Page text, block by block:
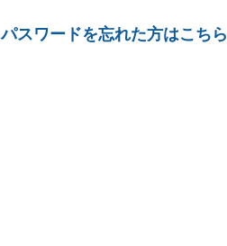
パスワードを忘れた方はこちら